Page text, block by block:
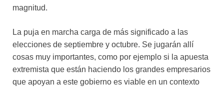
magnitud.
La puja en marcha carga de más significado a las
elecciones de septiembre y octubre. Se jugarán allí
cosas muy importantes, como por ejemplo si la apuesta
extremista que están haciendo los grandes empresarios
que apoyan a este gobierno es viable en un contexto